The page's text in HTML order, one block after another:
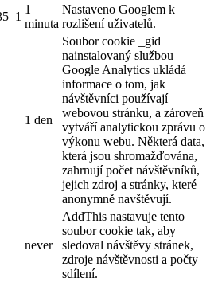
1
minuta
Nastaveno Googlem k
rozlišení uživatelů.
1 den
Soubor cookie _gid
nainstalovaný službou
Google Analytics ukládá
informace o tom, jak
návštěvníci používají
webovou stránku, a zároveň
vytváří analytickou zprávu o
výkonu webu. Některá data,
která jsou shromažďována,
zahrnují počet návštěvníků,
jejich zdroj a stránky, které
anonymně navštěvují.
never
AddThis nastavuje tento
soubor cookie tak, aby
sledoval návštěvy stránek,
zdroje návštěvnosti a počty
sdílení.